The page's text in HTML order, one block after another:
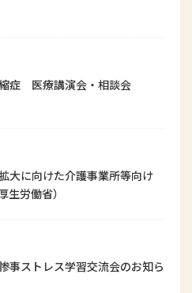
症 医療講演会・相談会
大に向けた介護事業所等向け
労働省）
事ストレス学習交流会のお知ら